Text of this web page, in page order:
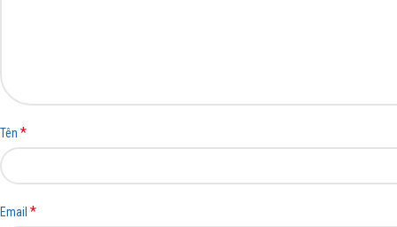
Tên *
Email *